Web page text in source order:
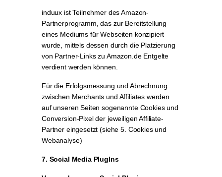
induux ist Teilnehmer des Amazon-
Partnerprogramm, das zur Bereitstellung
eines Mediums für Webseiten konzipiert
wurde, mittels dessen durch die Platzierung
von Partner-Links zu Amazon.de Entgelte
verdient werden können.
Für die Erfolgsmessung und Abrechnung
zwischen Merchants und Affiliates werden
auf unseren Seiten sogenannte Cookies und
Conversion-Pixel der jeweiligen Affiliate-
Partner eingesetzt (siehe 5. Cookies und
Webanalyse)
7. Social Media PlugIns